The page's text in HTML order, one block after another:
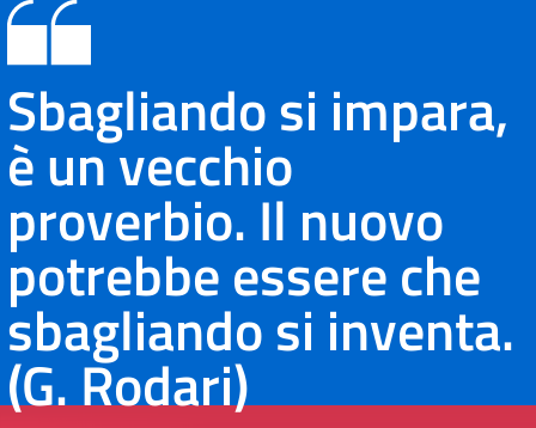
Sbagliando si impara,
è un vecchio
proverbio. Il nuovo
potrebbe essere che
sbagliando si inventa.
(G. Rodari)